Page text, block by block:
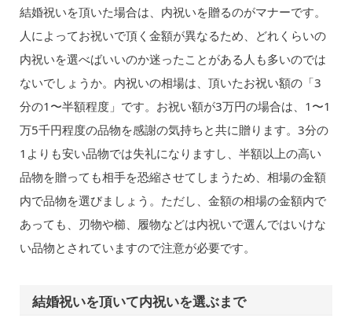
結婚祝いを頂いた場合は、内祝いを贈るのがマナーです。
人によってお祝いで頂く金額が異なるため、どれくらいの
内祝いを選べばいいのか迷ったことがある人も多いのでは
ないでしょうか。内祝いの相場は、頂いたお祝い額の「3
分の1〜半額程度」です。お祝い額が3万円の場合は、1〜1
万5千円程度の品物を感謝の気持ちと共に贈ります。3分の
1よりも安い品物では失礼になりますし、半額以上の高い
品物を贈っても相手を恐縮させてしまうため、相場の金額
内で品物を選びましょう。ただし、金額の相場の金額内で
あっても、刃物や櫛、履物などは内祝いで選んではいけな
い品物とされていますので注意が必要です。
結婚祝いを頂いて内祝いを選ぶまで